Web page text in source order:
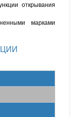
открывания
марками